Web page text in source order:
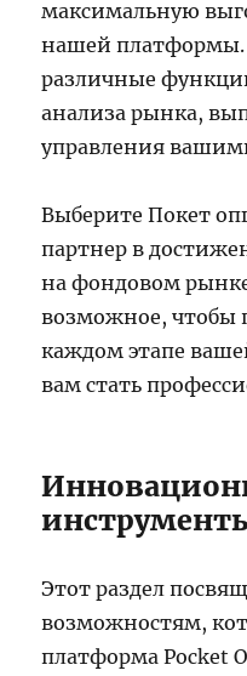
максимальную
нашей платформы.
различные
анализа рынка,
управления
Выберите Покет
партнер в
на фондовом
возможное, чтобы
каждом этапе
вам стать
Этот раздел
возможностям,
платформа Pocket